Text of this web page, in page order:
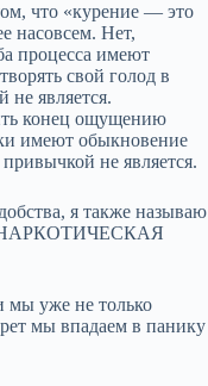
что «курение — это
насовсем. Нет,
процесса имеют
свой голод в
является.
конец ощущению
имеют обыкновение
не является.
я также называю
а НАРКОТИЧЕСКАЯ
мы уже не только
мы впадаем в панику